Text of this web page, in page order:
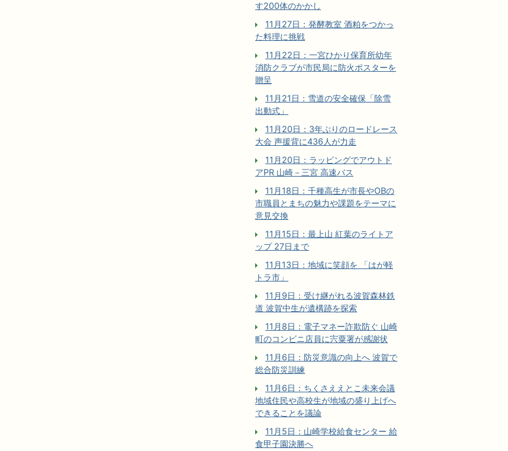
す200体のかかし
11月27日：発酵教室 酒粕をつかっ
た料理に挑戦
11月22日：一宮ひかり保育所幼年
消防クラブが市民局に防火ポスターを
贈呈
11月21日：雪道の安全確保「除雪
出動式」
11月20日：3年ぶりのロードレース
大会 声援背に436人が力走
11月20日：ラッピングでアウトド
アPR 山崎－三宮 高速バス
11月18日：千種高生が市長やOBの
市職員とまちの魅力や課題をテーマに
意見交換
11月15日：最上山 紅葉のライトア
ップ 27日まで
11月13日：地域に笑顔を 「はが軽
トラ市」
11月9日：受け継がれる波賀森林鉄
道 波賀中生が遺構跡を探索
11月8日：電子マネー詐欺防ぐ 山崎
町のコンビニ店員に宍粟署が感謝状
11月6日：防災意識の向上へ 波賀で
総合防災訓練
11月6日：ちくさええとこ未来会議
地域住民や高校生が地域の盛り上げへ
できることを議論
11月5日：山崎学校給食センター 給
食甲子園決勝へ